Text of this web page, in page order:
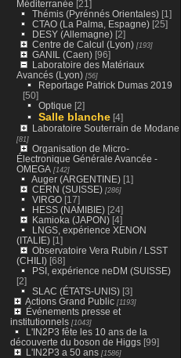
Méditerranée [21]
Thémis (Pyrénnés Orientales)[1]
CTAO (La Palma, Espagne)[25]
DESY (Allemagne)[2]
Centre de Calcul (Lyon)[193]
GANIL (Caen)[96]
Laboratoire des Matériaux
Avancés (Lyon)[56]
Reportage Patrick Dumas 2019
[50]
Optique [2]
Salle blanche[4]
Laboratoire Souterrain de Modane
[81]
Organisation de Micro-
Électronique Générale Avancée -
OMEGA[142]
Auger (ARGENTINE)[1]
CERN (SUISSE)[286]
VIRGO[17]
HESS (NAMIBIE)[24]
Kamioka (JAPON)[4]
LNGS, expérience XENON
(ITALIE)[1]
Observatoire Vera Rubin / LSST
(CHILI)[68]
PSI, expérience neDM (SUISSE)
[2]
SLAC (ÉTATS-UNIS)[3]
Actions Grand Public[1193]
Événements presse et
institutionnels[1043]
L'IN2P3 fête les 10 ans de la
découverte du boson de Higgs[99]
L'IN2P3 a 50 ans[1586]